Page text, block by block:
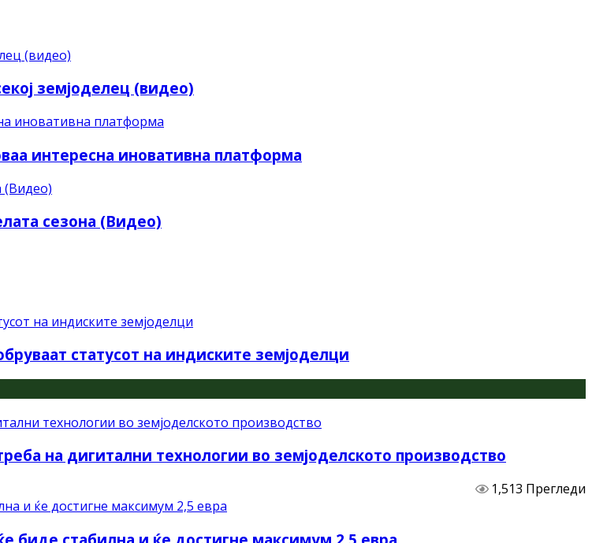
земјоделец (видео)
интересна иновативна платформа
сезона (Видео)
статусот на индиските земјоделци
на дигитални технологии во земјоделското производство
1,513 Прегледи